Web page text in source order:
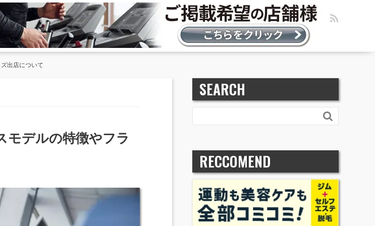
出店について
モデルの特徴やフラ
SEARCH

RECCOMEND